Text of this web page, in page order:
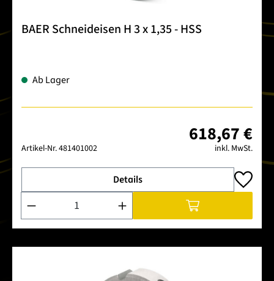
BAER Schneideisen H 3 x 1,35 - HSS
Ab Lager
Artikel-Nr.481401002
618,67 €
inkl. MwSt.
Details
Produkt Anzahl: Gib den gewünschten Wert ein oder